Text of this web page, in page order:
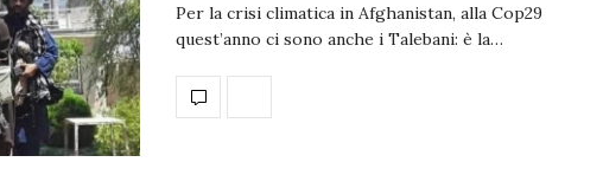
Per la crisi climatica in Afghanistan, alla Cop29
quest’anno ci sono anche i Talebani: è la…